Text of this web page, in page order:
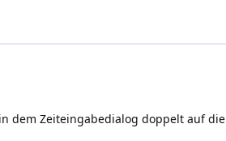
dem Zeiteingabedialog doppelt auf die